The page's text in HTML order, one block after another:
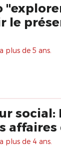
le
plus de 5 ans.
social:
plus de 4 ans.